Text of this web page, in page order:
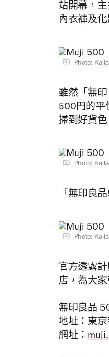
站開幕，
內衣褲及化
Photo:
雖然 「無
500円的平
掃到好貨色
Photo:
「無印良
Photo:
官方透露
店，為大
無印良品
地址：東
網址：